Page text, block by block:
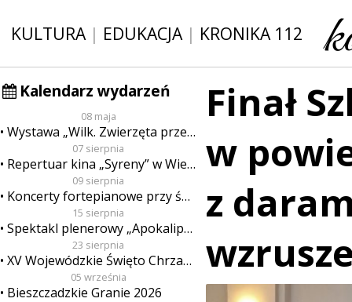
KULTURA| EDUKACJA| KRONIKA 112
Kalendarz wydarzeń
08 maja
Wystawa „Wilk. Zwierzęta przeklęte”
07 sierpnia
Repertuar kina „Syreny” w Wieluniu w dn. od 7 do 13 sierpnia
09 sierpnia
Koncerty fortepianowe przy świecach
15 sierpnia
Spektakl plenerowy „Apokalipsa”
23 sierpnia
XV Wojewódzkie Święto Chrzanu
05 września
Bieszczadzkie Granie 2026
Finał
w
z